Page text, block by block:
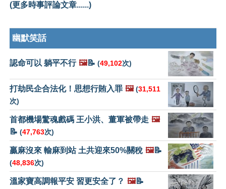
(更多時事評論文章......)
幽默笑話
認命可以 躺平不行 🖼️📝 (49,102次)
打劫民企合法化！思想行賄入罪 🖼️ (31,511
次)
首都機場驚魂戲碼 王小洪、董軍被帶走 🖼️
📝 (47,763次)
贏麻沒來 輸麻到站 土共迎來50%關稅 🖼️📝
(48,836次)
溫家寶高調報平安 習更安全了？ 🖼️📝